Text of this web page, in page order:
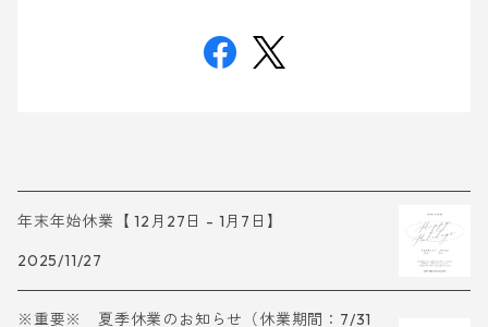
年末年始休業【 12月27日 - 1月7日】
2025/11/27
※重要※ 夏季休業のお知らせ（休業期間：7/31